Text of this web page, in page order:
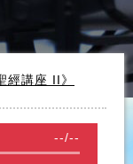
經講座 II》
--/--